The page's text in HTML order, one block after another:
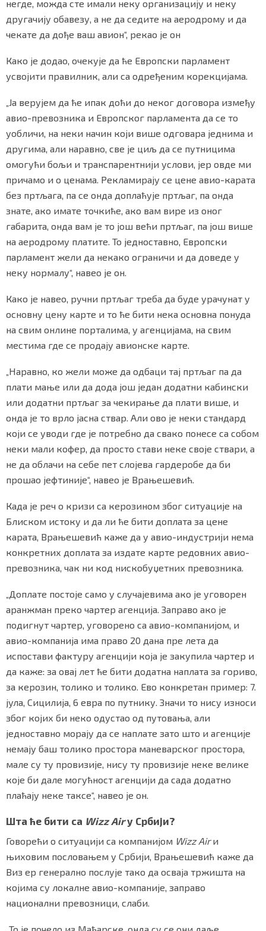
негде, можда сте имали неку организацију и неку
другачију обавезу, а не да седите на аеродрому и да
чекате да дође ваш авион“, рекао је он
Како је додао, очекује да ће Европски парламент
усвојити правилник, али са одређеним корекцијама.
„Ја верујем да ће ипак доћи до неког договора између
авио-превозника и Европског парламента да се то
уобличи, на неки начин који више одговара једнима и
другима, али наравно, све је циљ да се путницима
омогући бољи и транспарентнији услови, јер овде ми
причамо и о ценама. Рекламирају се цене авио-карата
без пртљага, па се онда доплаћује пртљаг, па онда
знате, ако имате точкиће, ако вам вире из оног
габарита, онда вам је то још већи пртљаг, па још више
на аеродрому платите. То једноставно, Европски
парламент жели да некако ограничи и да доведе у
неку нормалу“, навео је он.
Како је навео, ручни пртљаг треба да буде урачунат у
основну цену карте и то ће бити нека основна понуда
на свим онлине порталима, у агенцијама, на свим
местима где се продају авионске карте.
„Наравно, ко жели може да одбаци тај пртљаг па да
плати мање или да дода још један додатни кабински
или додатни пртљаг за чекирање да плати више, и
онда је то врло јасна ствар. Али ово је неки стандард
који се уводи где је потребно да свако понесе са собом
неки мали кофер, да просто стави неке своје ствари, а
не да облачи на себе пет слојева гардеробе да би
прошао јефтиније“, навео је Врањешевић.
Када је реч о кризи са керозином због ситуације на
Блиском истоку и да ли ће бити доплата за цене
карата, Врањешевић каже да у авио-индустрији нема
конкретних доплата за издате карте редовних авио-
превозника, чак ни код нискобуџетних превозника.
„Доплате постоје само у случајевима ако је уговорен
аранжман преко чартер агенција. Заправо ако је
подигнут чартер, уговорено са авио-компанијом, и
авио-компанија има право 20 дана пре лета да
испостави фактуру агенцији која је закупила чартер и
да каже: за овај лет ће бити додатна наплата за гориво,
за керозин, толико и толико. Ево конкретан пример: 7.
јула, Сицилија, 6 евра по путнику. Значи то нису износи
због којих би неко одустао од путовања, али
једноставно морају да се наплате зато што и агенције
немају баш толико простора маневарског простора,
мале су ту провизије, нису ту провизије неке велике
које би дале могућност агенцији да сада додатно
плаћају неке таксе“, навео је он.
Шта ће бити са Wizz Airу Србији?
Говорећи о ситуацији са компанијом Wizz Airи
њиховим пословањем у Србији, Врањешевић каже да
Виз ер генерално послује тако да осваја тржишта на
којима су локалне авио-компаније, заправо
национални превозници, слаби.
„То је почело из Мађарске, онда су се они даље